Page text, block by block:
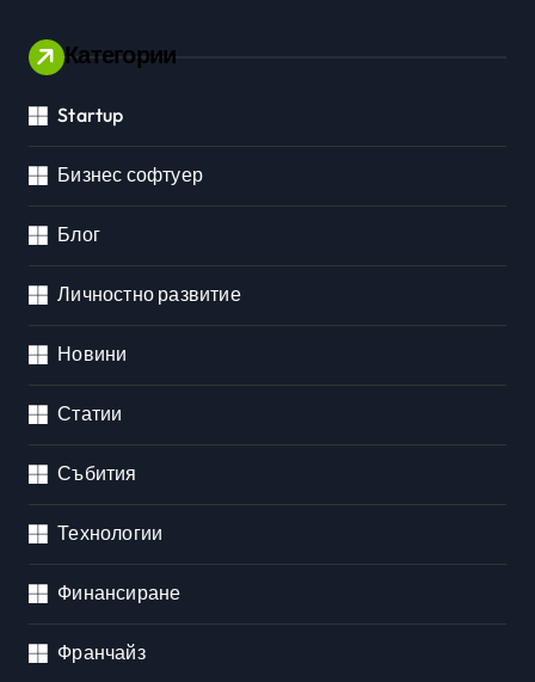
Категории
Startup
Бизнес софтуер
Блог
Личностно развитие
Новини
Статии
Събития
Технологии
Финансиране
Франчайз